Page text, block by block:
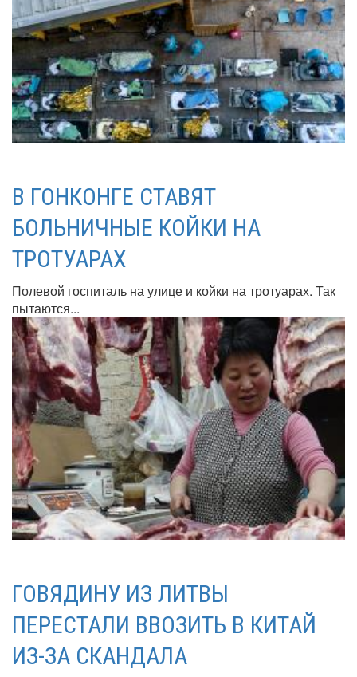
В ГОНКОНГЕ СТАВЯТ
БОЛЬНИЧНЫЕ КОЙКИ НА
ТРОТУАРАХ
Полевой госпиталь на улице и койки на тротуарах. Так
пытаются...
ГОВЯДИНУ ИЗ ЛИТВЫ
ПЕРЕСТАЛИ ВВОЗИТЬ В КИТАЙ
ИЗ-ЗА СКАНДАЛА